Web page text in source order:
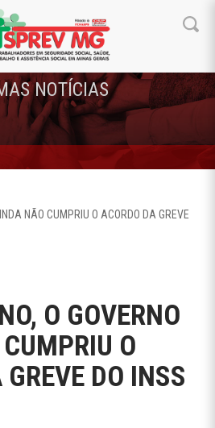
NOTÍCIAS
NÃO CUMPRIU O ACORDO DA GREVE
O GOVERNO
O
DO INSS